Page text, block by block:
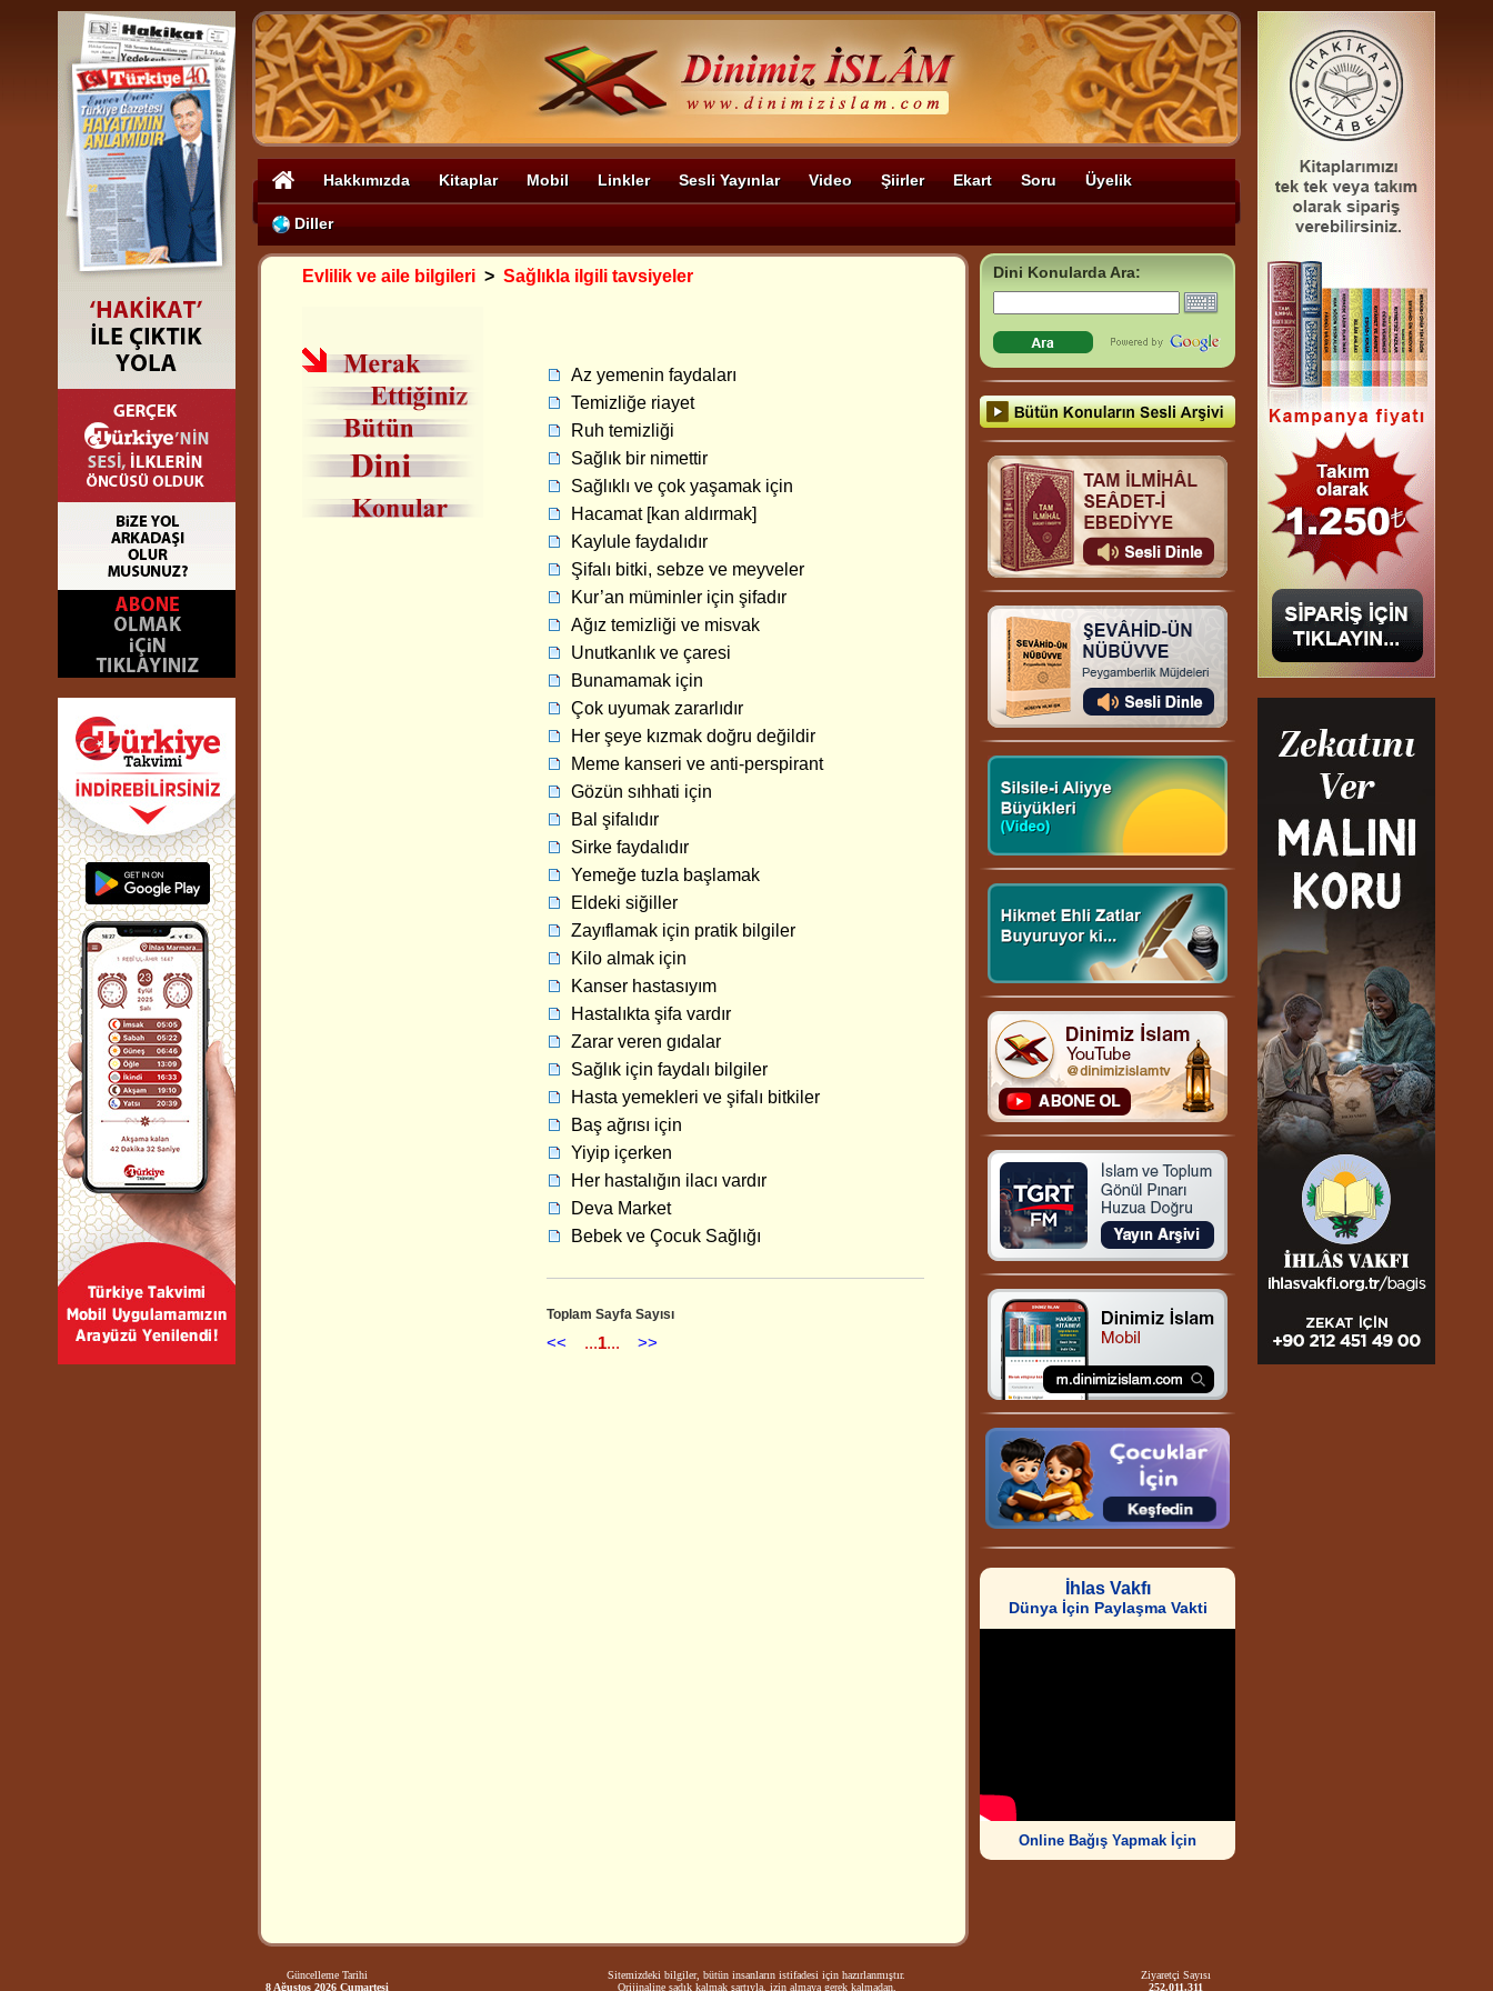
Hakkımızda Kitaplar Mobil Linkler Sesli Yayınlar Video Şiirler Ekart Soru Üyelik
Diller
Evlilik ve aile bilgileri > Sağlıkla ilgili tavsiyeler
Az yemenin faydaları
Temizliğe riayet
Ruh temizliği
Sağlık bir nimettir
Sağlıklı ve çok yaşamak için
Hacamat [kan aldırmak]
Kaylule faydalıdır
Şifalı bitki, sebze ve meyveler
Kur’an müminler için şifadır
Ağız temizliği ve misvak
Unutkanlık ve çaresi
Bunamamak için
Çok uyumak zararlıdır
Her şeye kızmak doğru değildir
Meme kanseri ve anti-perspirant
Gözün sıhhati için
Bal şifalıdır
Sirke faydalıdır
Yemeğe tuzla başlamak
Eldeki siğiller
Zayıflamak için pratik bilgiler
Kilo almak için
Kanser hastasıyım
Hastalıkta şifa vardır
Zarar veren gıdalar
Sağlık için faydalı bilgiler
Hasta yemekleri ve şifalı bitkiler
Baş ağrısı için
Yiyip içerken
Her hastalığın ilacı vardır
Deva Market
Bebek ve Çocuk Sağlığı
Toplam Sayfa Sayısı
<< ...1... >>
Dini Konularda Ara:
İhlas Vakfı
Dünya İçin Paylaşma Vakti
Online Bağış Yapmak İçin
Güncelleme Tarihi
8 Ağustos 2026 Cumartesi
Sitemizdeki bilgiler, bütün insanların istifadesi için hazırlanmıştır.
Orijinaline sadık kalmak şartıyla, izin almaya gerek kalmadan,
Ziyaretçi Sayısı
252.011.311